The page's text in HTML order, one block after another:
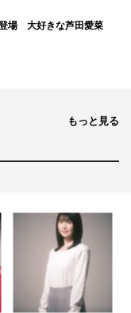
日向坂46
登場 大好きな芦田愛菜
もっと見る